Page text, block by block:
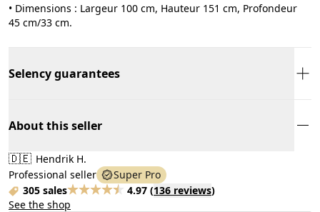
• Dimensions : Largeur 100 cm, Hauteur 151 cm, Profondeur
45 cm/33 cm.
Selency guarantees
About this seller
🇩🇪 Hendrik H.
Professional seller
Super Pro
305 sales
4.97 (136 reviews)
See the shop